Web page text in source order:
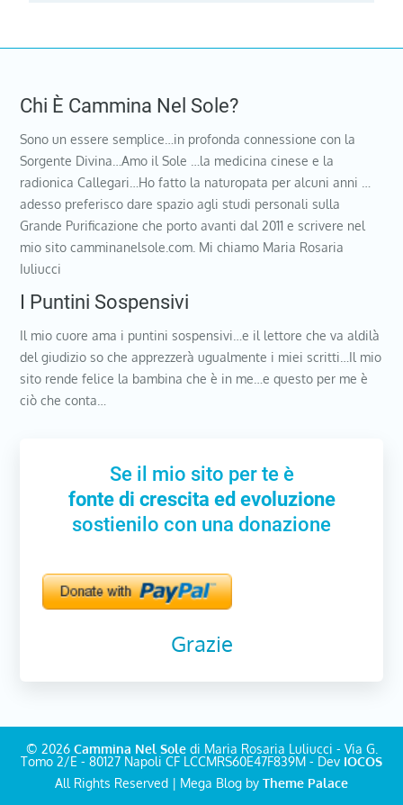
Chi È Cammina Nel Sole?
Sono un essere semplice…in profonda connessione con la
Sorgente Divina…Amo il Sole …la medicina cinese e la
radionica Callegari…Ho fatto la naturopata per alcuni anni …
adesso preferisco dare spazio agli studi personali sulla
Grande Purificazione che porto avanti dal 2011 e scrivere nel
mio sito camminanelsole.com. Mi chiamo Maria Rosaria
Iuliucci
I Puntini Sospensivi
Il mio cuore ama i puntini sospensivi…e il lettore che va aldilà
del giudizio so che apprezzerà ugualmente i miei scritti…Il mio
sito rende felice la bambina che è in me…e questo per me è
ciò che conta…
Se il mio sito per te è
fonte di crescita ed evoluzione
sostienilo con una donazione
Grazie
© 2026 Cammina Nel Soledi Maria Rosaria Luliucci - Via G.
Tomo 2/E - 80127 Napoli CF LCCMRS60E47F839M - Dev IOCOS
All Rights Reserved | Mega Blog by Theme Palace